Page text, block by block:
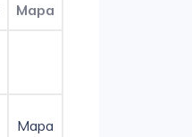
Mapa
Mapa